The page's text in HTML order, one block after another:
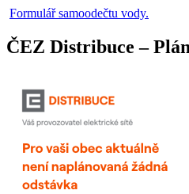
Formulář samoodečtu vody.
ČEZ Distribuce –